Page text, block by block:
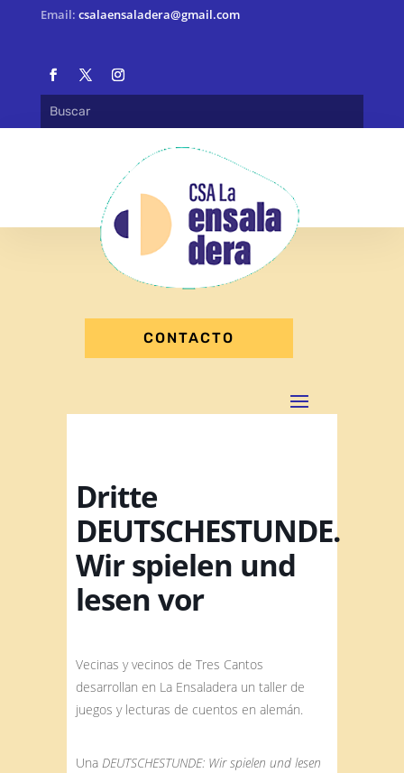
Email: csalaensaladera@gmail.com
CONTACTO
Dritte
DEUTSCHESTUNDE.
Wir spielen und
lesen vor
Vecinas y vecinos de Tres Cantos
desarrollan en La Ensaladera un taller de
juegos y lecturas de cuentos en alemán.
Una DEUTSCHESTUNDE: Wir spielen und lesen